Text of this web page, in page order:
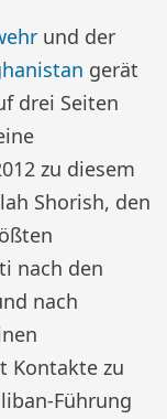
und der
gerät
drei Seiten
zu diesem
Shorish, den
nach den
nach
Kontakte zu
Führung